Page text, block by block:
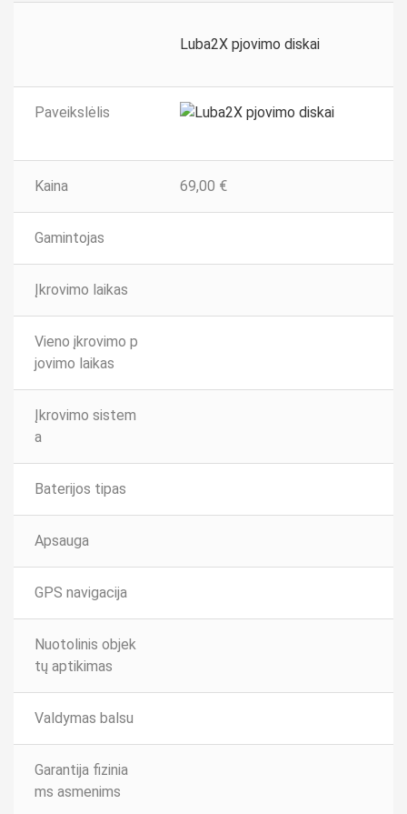
Luba2X pjovimo diskai
Paveikslėlis
Kaina 69,00 €
Gamintojas
Įkrovimo laikas
Vieno įkrovimo p
jovimo laikas
Įkrovimo sistem
a
Baterijos tipas
Apsauga
GPS navigacija
Nuotolinis objek
tų aptikimas
Valdymas balsu
Garantija fizinia
ms asmenims